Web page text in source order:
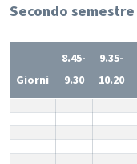
Secondo semestre
Giorni
8.45-
9.30
9.35-
10.20